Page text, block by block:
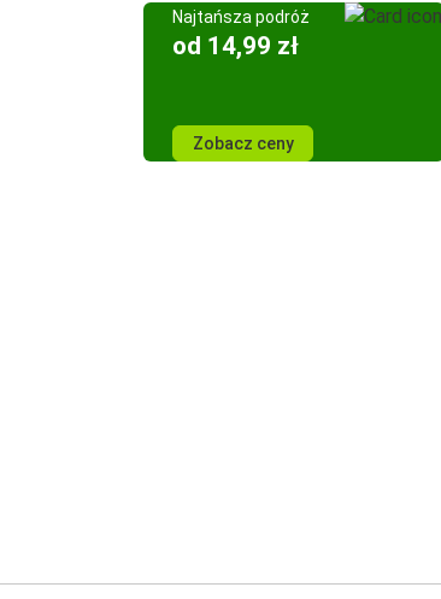
Najtańsza podróż
od 14,99 zł
Zobacz ceny